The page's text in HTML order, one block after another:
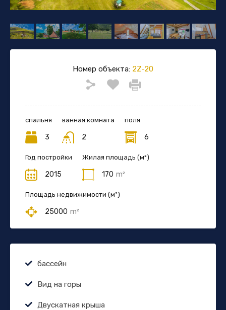
Номер объекта: 2Z-20
спальня
3
ванная комната
2
поля
6
Год постройки
2015
Жилая площадь (м²)
170 m²
Площадь недвижимости (м²)
25000 m²
бассейн
Вид на горы
Двускатная крыша